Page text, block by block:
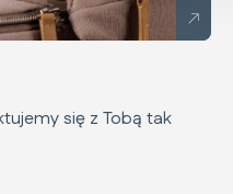
się z Tobą tak